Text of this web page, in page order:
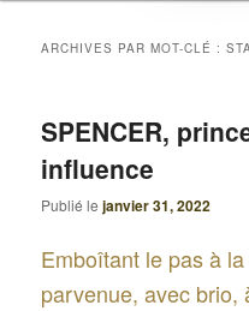
ARCHIVES PAR MOT-CLÉ :
SPENCER,
influence
Publié lejanvier 31, 2022
Emboîtant le pas à
parvenue, avec brio,